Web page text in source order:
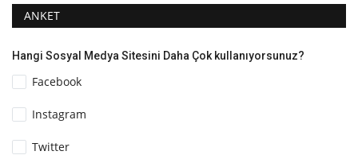
ANKET
Hangi Sosyal Medya Sitesini Daha Çok kullanıyorsunuz?
Facebook
Instagram
Twitter